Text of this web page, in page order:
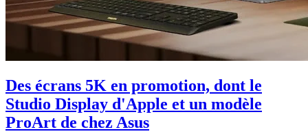
Des écrans 5K en promotion, dont le
Studio Display d'Apple et un modèle
ProArt de chez Asus